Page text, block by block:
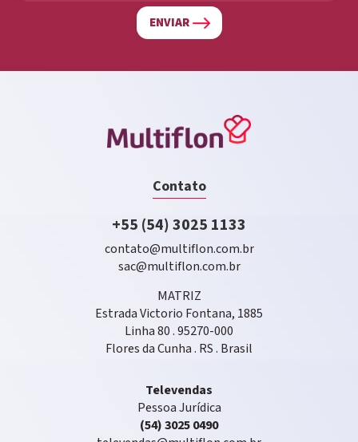
ENVIAR
Contato
+55 (54) 3025 1133
contato@multiflon.com.br
sac@multiflon.com.br
MATRIZ
Estrada Victorio Fontana, 1885
Linha 80 . 95270-000
Flores da Cunha . RS . Brasil
Televendas
Pessoa Jurídica
(54) 3025 0490